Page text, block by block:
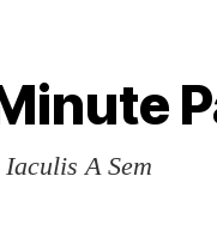
A Sem